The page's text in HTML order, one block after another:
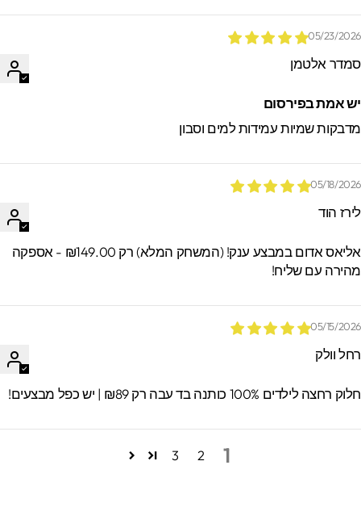
05/23/
אלטמן
אמת בפירסום
שמיות עמידות למים וסבון
05/18/
הוד
אליאס אדום במבצע ענק! (המשחק המלא) רק ₪149.00 - אספקה
עם שליח!
05/15/
וולק
רחצה לילדים 100% כותנה בד עבה רק ₪89 | יש כפל מבצעים!
1
2
3